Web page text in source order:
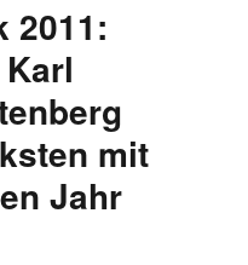
2011:
mit
Jahr